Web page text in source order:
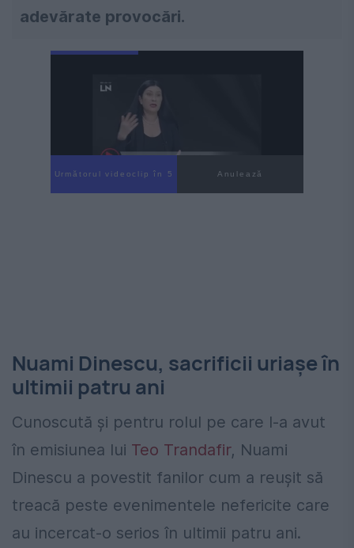
adevărate provocări.
Următorul videoclip în 3 Anulează
Nuami Dinescu, sacrificii uriașe în
ultimii patru ani
Cunoscută și pentru rolul pe care l-a avut
în emisiunea lui Teo Trandafir, Nuami
Dinescu a povestit fanilor cum a reușit să
treacă peste evenimentele nefericite care
au incercat-o serios în ultimii patru ani.